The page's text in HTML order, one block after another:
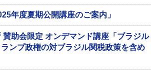
年度夏期公開講座のご案内」
賛助会限定 オンデマンド講座「ブラジル
ンプ政権の対ブラジル関税政策を含め